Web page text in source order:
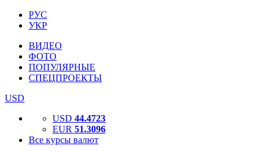
РУС
УКР
ВИДЕО
ФОТО
ПОПУЛЯРНЫЕ
СПЕЦПРОЕКТЫ
USD
USD 44.4723
EUR 51.3096
Все курсы валют